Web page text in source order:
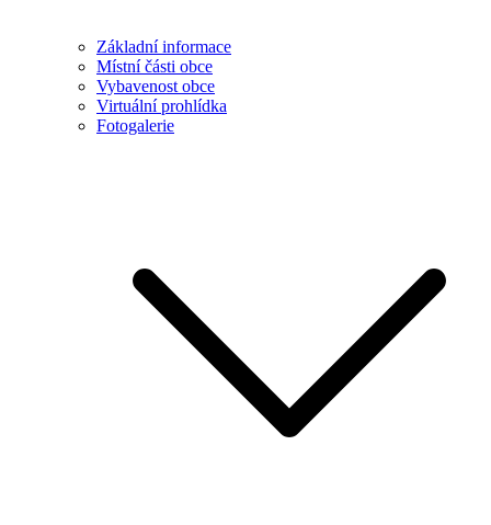
Základní informace
Místní části obce
Vybavenost obce
Virtuální prohlídka
Fotogalerie